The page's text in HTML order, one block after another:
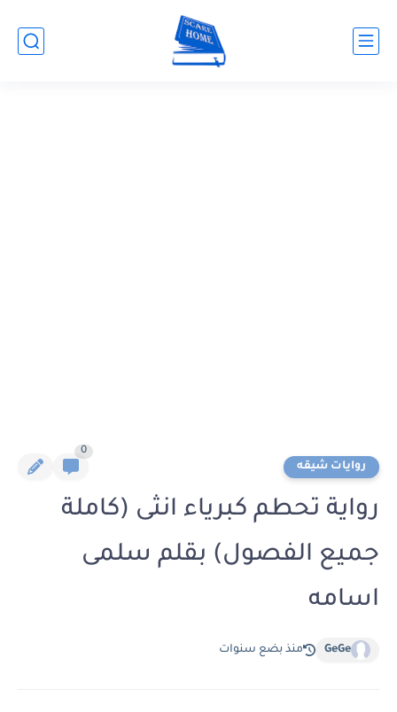
روايات شيقه
0
رواية تحطم كبرياء انثى (كاملة
جميع الفصول) بقلم سلمى
اسامه
GeGe منذ بضع سنوات